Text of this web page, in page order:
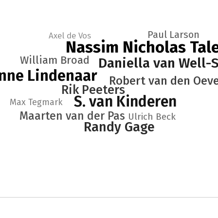
Nassim Nicholas
Lindenaar
S. van Kinderen
Daniella van Well-
Randy Gage
Rik Peeters
Robert van den
Maarten van der Pas
William Broad
Paul Larson
Ulrich Beck
Max Tegmark
Axel de Vos